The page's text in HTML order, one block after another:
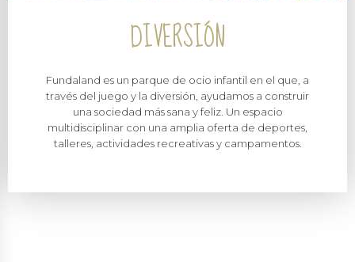
DIVERSIÓN
Fundaland es un parque de ocio infantil en el que, a
través del juego y la diversión, ayudamos a construir
una sociedad más sana y feliz. Un espacio
multidisciplinar con una amplia oferta de deportes,
talleres, actividades recreativas y campamentos.